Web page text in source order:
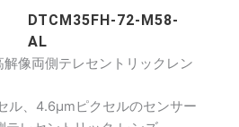
DTCM35FH-72-M58-
AL
像両側テレセントリックレン
ル、4.6μmピクセルのセンサー